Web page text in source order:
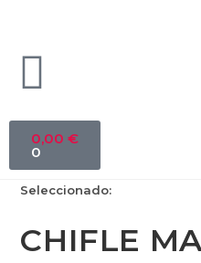
0,00 €
0
Seleccionado:
CHIFLE